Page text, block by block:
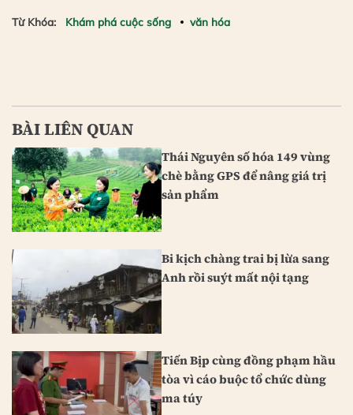
Từ Khóa: Khám phá cuộc sống văn hóa
BÀI LIÊN QUAN
Thái Nguyên số hóa 149 vùng
chè bằng GPS để nâng giá trị
sản phẩm
Bi kịch chàng trai bị lừa sang
Anh rồi suýt mất nội tạng
Tiến Bịp cùng đồng phạm hầu
tòa vì cáo buộc tổ chức dùng
ma túy